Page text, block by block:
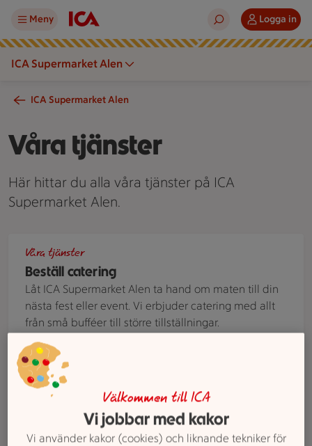
Meny Logga in
ICA Supermarket Alen
ICA Supermarket Alen
Våra tjänster
Här hittar du alla våra tjänster på ICA
Supermarket Alen.
Beställ catering
Våra tjänster
Låt ICA Supermarket Alen ta hand om maten till din
nästa fest eller event. Vi erbjuder catering med allt
från små bufféer till större tillställningar.
Två äldre personer står vid en kundvagn i en mataffär och
Seniorrabatt
Våra tjänster
Välkommen till ICA
Vi jobbar med kakor
Vi använder kakor (cookies) och liknande tekniker för